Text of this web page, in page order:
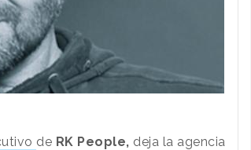
de RK People, deja la agencia